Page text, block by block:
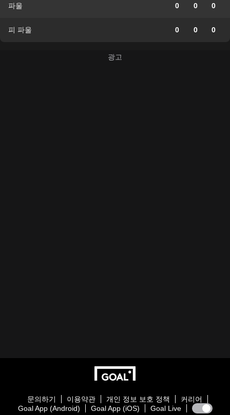
파울 0 0 0
피 파울 0 0 0
문의하기 이용약관 개인 정보 보호 정책
커리어
Goal App (Android)
Goal App (iOS) Goal Live